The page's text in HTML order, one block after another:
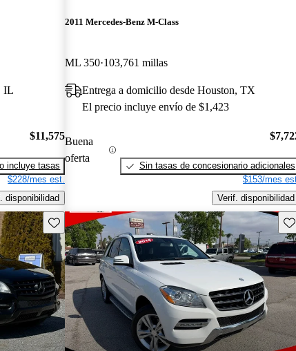
IL
$11,575
incluye tasas
$228/mes est.
disponibilidad
2011 Mercedes-Benz M-Class
ML 350 103,761 millas
Entrega a domicilio desde Houston, TX
El precio incluye envío de $1,423
Buena
oferta
Sin tasas de concesionario adicionales
$153/mes
Verif. disponibilidad
Guarda este Aviso